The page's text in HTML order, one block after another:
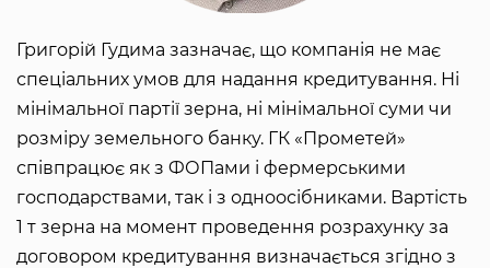
Григорій Гудима зазначає, що компанія не має
спеціальних умов для надання кредитування. Ні
мінімальної партії зерна, ні мінімальної суми чи
розміру земельного банку. ГК «Прометей»
співпрацює як з ФОПами і фермерськими
господарствами, так і з одноосібниками. Вартість
1 т зерна на момент проведення розрахунку за
договором кредитування визначається згідно з